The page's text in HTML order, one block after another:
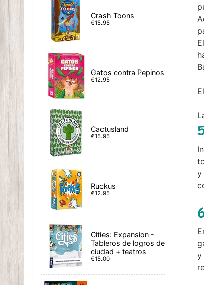
Crash Toons
€15.95
Gatos contra Pepinos
€12.95
Cactusland
€15.95
Ruckus
€12.95
Cities: Expansion -
Tableros de logros de
ciudad + teatros
€15.00
y
y